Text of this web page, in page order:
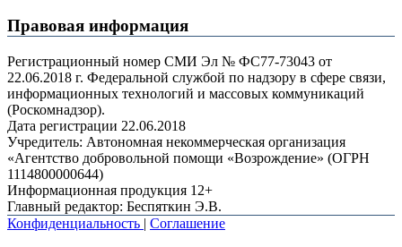
Правовая информация
Регистрационный номер СМИ Эл № ФС77-73043 от
22.06.2018 г. Федеральной службой по надзору в сфере связи,
информационных технологий и массовых коммуникаций
(Роскомнадзор).
Дата регистрации 22.06.2018
Учредитель: Автономная некоммерческая организация
«Агентство добровольной помощи «Возрождение» (ОГРН
1114800000644)
Информационная продукция 12+
Главный редактор: Беспяткин Э.В.
Конфиденциальность | Соглашение